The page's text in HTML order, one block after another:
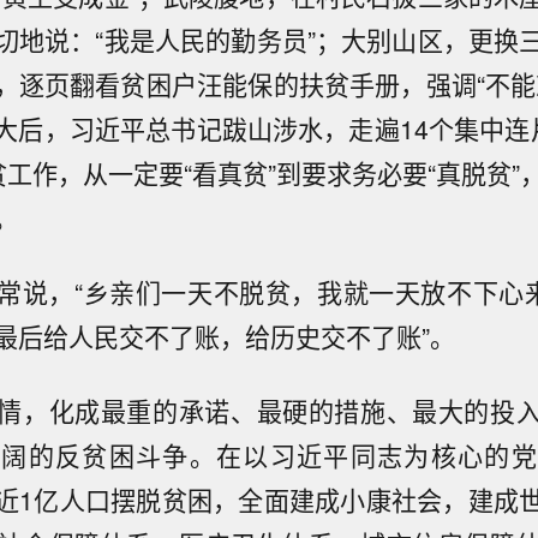
地说：“我是人民的勤务员”；大别山区，更换
逐页翻看贫困户汪能保的扶贫手册，强调“不
，习近平总书记跋山涉水，走遍14个集中连
作，从一定要“看真贫”到要求务必要“真脱贫”
说，“乡亲们一天不脱贫，我就一天放不下心
后给人民交不了账，给历史交不了账”。
，化成最重的承诺、最硬的措施、最大的投
的反贫困斗争。在以习近平同志为核心的
1亿人口摆脱贫困，全面建成小康社会，建成